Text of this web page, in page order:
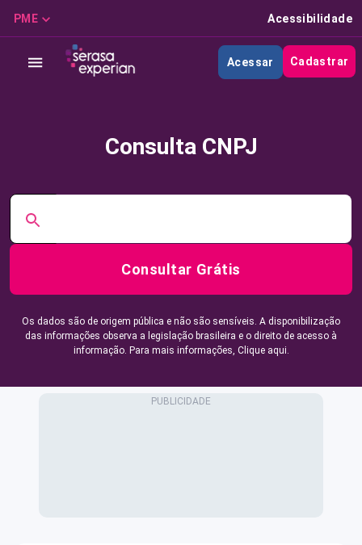
PME Acessibilidade
Acessar Cadastrar
Consulta CNPJ
Consultar Grátis
Os dados são de origem pública e não são sensíveis. A disponibilização
das informações observa a legislação brasileira e o direito de acesso à
informação. Para mais informações, Clique aqui.